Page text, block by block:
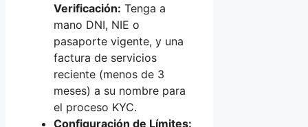
Verificación: Tenga a
mano DNI, NIE o
pasaporte vigente, y una
factura de servicios
reciente (menos de 3
meses) a su nombre para
el proceso KYC.
Configuración de Límites: